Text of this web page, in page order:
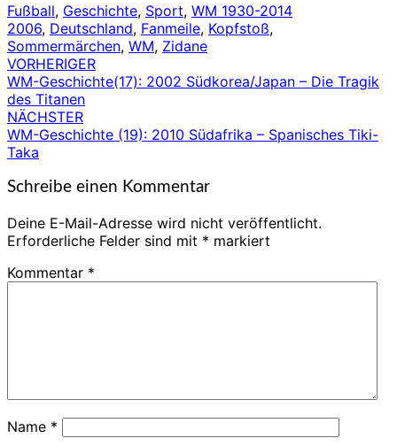
Fußball, Geschichte, Sport, WM 1930-2014
2006, Deutschland, Fanmeile, Kopfstoß,
Sommermärchen, WM, Zidane
Beitragsnavigation
VORHERIGER
WM-Geschichte(17): 2002 Südkorea/Japan – Die Tragik
des Titanen
NÄCHSTER
WM-Geschichte (19): 2010 Südafrika – Spanisches Tiki-
Taka
Schreibe einen Kommentar
Deine E-Mail-Adresse wird nicht veröffentlicht.
Erforderliche Felder sind mit * markiert
Kommentar *
Name *